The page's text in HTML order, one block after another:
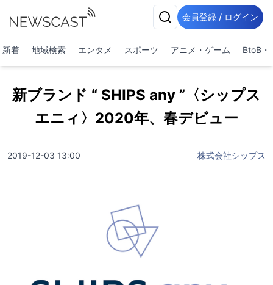
会員登録 / ログイン
新着 地域検索 エンタメ スポーツ アニメ・ゲーム BtoB・
新ブランド “ SHIPS any ”〈シップス
エニィ〉2020年、春デビュー
2019-12-03 13:00 株式会社シップス